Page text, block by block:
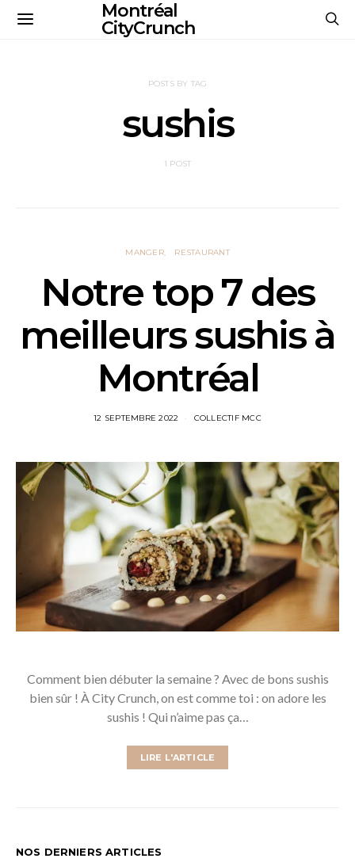
Montréal
CityCrunch
POSTS BY TAG
sushis
1 POST
MANGER RESTAURANT
Notre top 7 des
meilleurs sushis à
Montréal
12 SEPTEMBRE 2022 COLLECTIF MCC
Comment bien débuter la semaine ? Avec de bons sushis
bien sûr ! À City Crunch, on est comme toi : on adore les
sushis ! Qui n’aime pas ça…
LIRE L'ARTICLE
NOS DERNIERS ARTICLES